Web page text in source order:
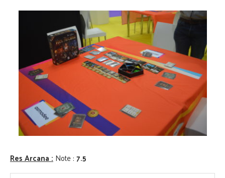
Res Arcana : Note :7.5